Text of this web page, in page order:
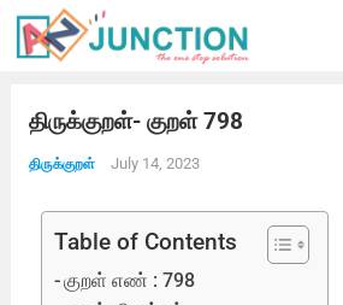
திருக்குறள்- குறள் 798
திருக்குறள் July 14, 2023
Table of Contents
குறள் எண் : 798